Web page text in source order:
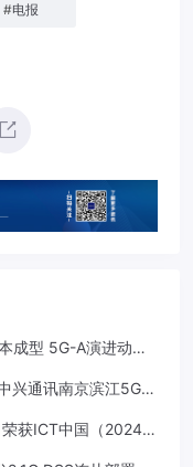
#电报
成型 5G-A演进动能
兴通讯南京滨江5G工
获ICT中国（2024）